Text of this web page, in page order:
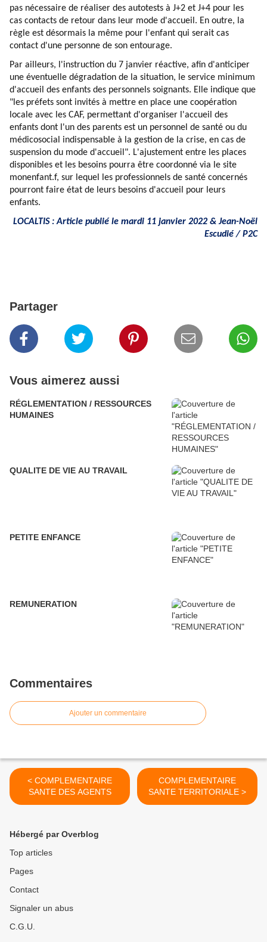
pas nécessaire de réaliser des autotests à J+2 et J+4 pour les
cas contacts de retour dans leur mode d'accueil. En outre, la
règle est désormais la même pour l'enfant qui serait cas
contact d'une personne de son entourage.
Par ailleurs, l'instruction du 7 janvier réactive, afin d'anticiper
une éventuelle dégradation de la situation, le service minimum
d'accueil des enfants des personnels soignants. Elle indique que
"les préfets sont invités à mettre en place une coopération
locale avec les CAF, permettant d'organiser l'accueil des
enfants dont l'un des parents est un personnel de santé ou du
médicosocial indispensable à la gestion de la crise, en cas de
suspension du mode d'accueil". L'ajustement entre les places
disponibles et les besoins pourra être coordonné via le site
monenfant.f, sur lequel les professionnels de santé concernés
pourront faire état de leurs besoins d'accueil pour leurs
enfants.
LOCALTIS : Article publié le mardi 11 janvier 2022 & Jean-Noël
Escudié / P2C
Partager
Vous aimerez aussi
RÉGLEMENTATION / RESSOURCES
HUMAINES
QUALITE DE VIE AU TRAVAIL
PETITE ENFANCE
REMUNERATION
Commentaires
Ajouter un commentaire
< COMPLEMENTAIRE
SANTE DES AGENTS
COMPLEMENTAIRE
SANTE TERRITORIALE >
Hébergé par Overblog
Top articles
Pages
Contact
Signaler un abus
C.G.U.